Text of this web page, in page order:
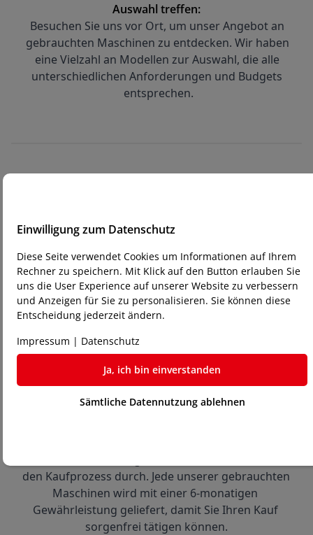
Auswahl treffen:
Besuchen Sie uns vor Ort, um unser Angebot an
gebrauchten Maschinen zu entdecken. Wir haben
eine Vielzahl an Modellen zur Auswahl, die alle
unterschiedlichen Anforderungen und Budgets
entsprechen.
Unsere Experten beraten Sie gerne und
unterstützen Sie bei der Auswahl der passenden
Maschine. Sie haben die Möglichkeit, die
Maschinen direkt bei uns zu testen. Bringen Sie
Ihre Dateien und Materialien mit, um die
Maschinen in Aktion zu sehen.
den Kaufprozess durch. Jede unserer gebrauchten
Maschinen wird mit einer 6-monatigen
Gewährleistung geliefert, damit Sie Ihren Kauf
sorgenfrei tätigen können.
Einwilligung zum Datenschutz
Diese Seite verwendet Cookies um Informationen auf Ihrem
Rechner zu speichern. Mit Klick auf den Button erlauben Sie
uns die User Experience auf unserer Website zu verbessern
und Anzeigen für Sie zu personalisieren. Sie können diese
Entscheidung jederzeit ändern.
Impressum | Datenschutz
Ja, ich bin einverstanden
Sämtliche Datennutzung ablehnen